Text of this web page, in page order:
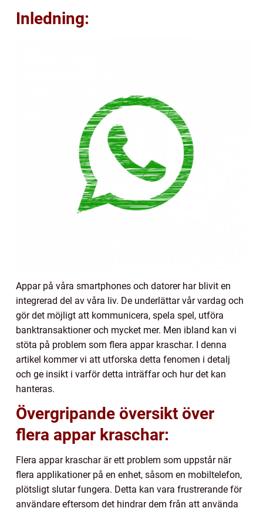
Inledning:
Appar på våra smartphones och datorer har blivit en
integrerad del av våra liv. De underlättar vår vardag och
gör det möjligt att kommunicera, spela spel, utföra
banktransaktioner och mycket mer. Men ibland kan vi
stöta på problem som flera appar kraschar. I denna
artikel kommer vi att utforska detta fenomen i detalj
och ge insikt i varför detta inträffar och hur det kan
hanteras.
Övergripande översikt över
flera appar kraschar:
Flera appar kraschar är ett problem som uppstår när
flera applikationer på en enhet, såsom en mobiltelefon,
plötsligt slutar fungera. Detta kan vara frustrerande för
användare eftersom det hindrar dem från att använda